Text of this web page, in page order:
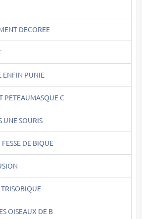
DECOREE
ENFIN PUNIE
PETEAUMASQUE C
UNE SOURIS
DE BIQUE
OISEAUX DE B